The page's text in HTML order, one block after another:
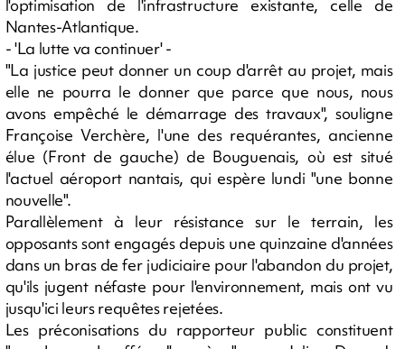
l'optimisation de l'infrastructure existante, celle de
Nantes-Atlantique.
- 'La lutte va continuer' -
"La justice peut donner un coup d'arrêt au projet, mais
elle ne pourra le donner que parce que nous, nous
avons empêché le démarrage des travaux", souligne
Françoise Verchère, l'une des requérantes, ancienne
élue (Front de gauche) de Bouguenais, où est situé
l'actuel aéroport nantais, qui espère lundi "une bonne
nouvelle".
Parallèlement à leur résistance sur le terrain, les
opposants sont engagés depuis une quinzaine d'années
dans un bras de fer judiciaire pour l'abandon du projet,
qu'ils jugent néfaste pour l'environnement, mais ont vu
jusqu'ici leurs requêtes rejetées.
Les préconisations du rapporteur public constituent